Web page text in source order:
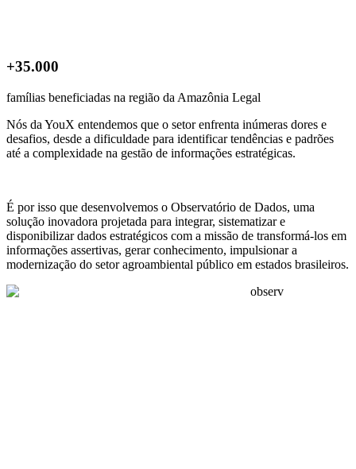
+35.000
famílias beneficiadas na região da Amazônia Legal
Nós da YouX entendemos que o setor enfrenta inúmeras dores e
desafios, desde a dificuldade para identificar tendências e padrões
até a complexidade na gestão de informações estratégicas.
É por isso que desenvolvemos o Observatório de Dados, uma
solução inovadora projetada para integrar, sistematizar e
disponibilizar dados estratégicos com a missão de transformá-los em
informações assertivas, gerar conhecimento, impulsionar a
modernização do setor agroambiental público em estados brasileiros.